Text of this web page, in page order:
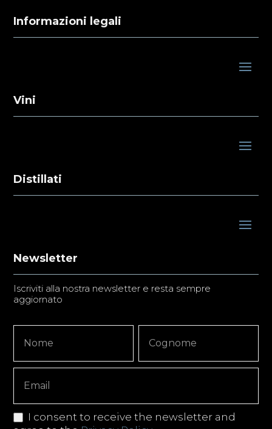
Informazioni legali
Vini
Distillati
Newsletter
Iscriviti alla nostra newsletter e resta sempre
aggiornato
Signup
Copy
I consent to receive the newsletter and